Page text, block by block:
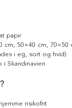
papir
cm, 50×40 cm, 70×50
i eg, sort og hvid)
Skandinavien
risikofrit